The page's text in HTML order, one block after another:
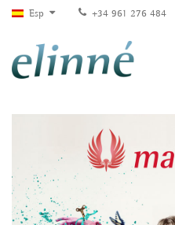
Esp +34 961 276 484